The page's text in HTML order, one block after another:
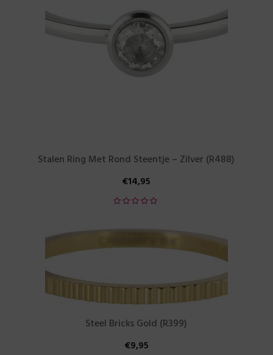
Stalen Ring Met Rond Steentje – Zilver (R488)
€14,95
Steel Bricks Gold (R399)
€9,95